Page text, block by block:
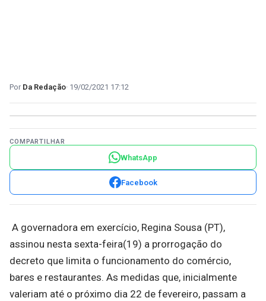
Da Redação 19/02/2021 17:12
COMPARTILHAR
WhatsApp
Facebook
A governadora em exercício, Regina Sousa (PT),
assinou nesta sexta-feira(19) a prorrogação do
decreto que limita o funcionamento do comércio,
bares e restaurantes. As medidas que, inicialmente
valeriam até o próximo dia 22 de fevereiro, passam a